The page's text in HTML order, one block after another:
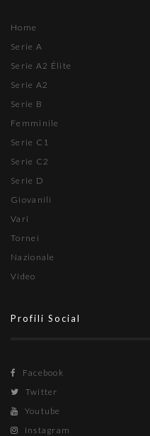
Home
Serie A
Serie A2 Élite
Serie A2
Serie B
Femminile
Serie C1
Serie C2
Serie D
Giovanili
Vari
Tornei
Nazionale
Video
Profili Social
Facebook
Twitter
Youtube
Instagram